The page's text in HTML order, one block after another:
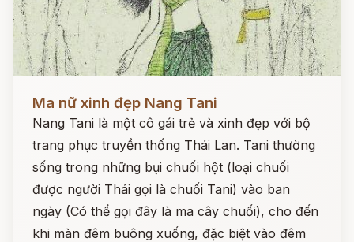
Ma nữ xinh đẹp Nang Tani
Nang Tani là một cô gái trẻ và xinh đẹp với bộ
trang phục truyền thống Thái Lan. Tani thường
sống trong những bụi chuối hột (loại chuối
được người Thái gọi là chuối Tani) vào ban
ngày (Có thể gọi đây là ma cây chuối), cho đến
khi màn đêm buông xuống, đặc biệt vào đêm